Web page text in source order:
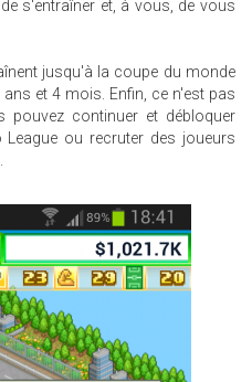
s'entraîner et, à vous, de vous
jusqu'à la coupe du monde
et 4 mois. Enfin, ce n'est pas
continuer et débloquer
ou recruter des joueurs